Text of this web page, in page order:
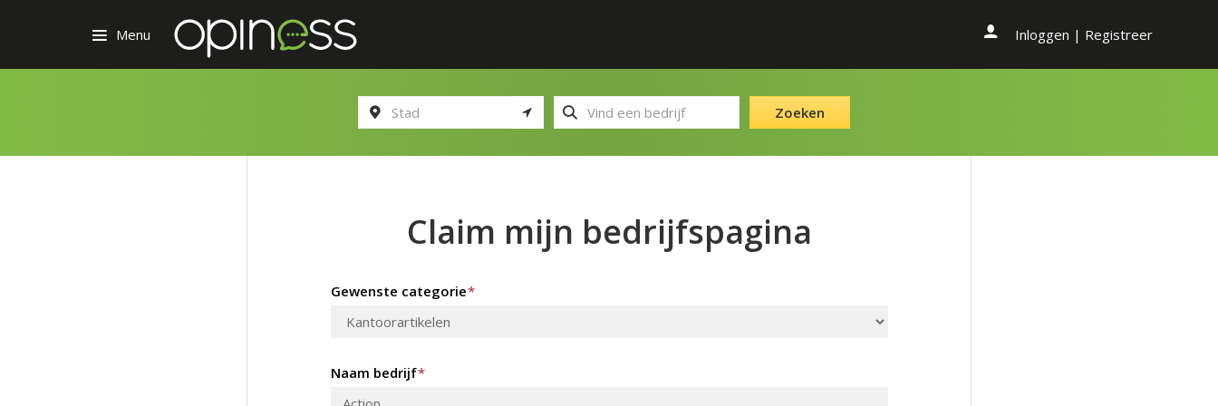
Menu Inloggen | Registreer
Zoeken
Claim mijn bedrijfspagina
Gewenste categorie*
Naam bedrijf*